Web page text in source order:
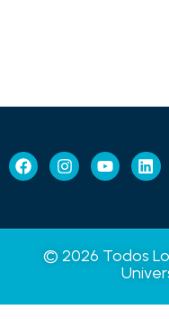
© 2026 Todos